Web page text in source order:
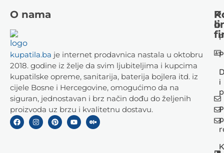
O nama
kupatila.ba je internet prodavnica nastala u oktobru
2018. godine iz želje da svim ljubiteljima i kupcima
kupatilske opreme, sanitarija, baterija bojlera itd. iz
cijele Bosne i Hercegovine, omogućimo da na
siguran, jednostavan i brz način dođu do željenih
proizvoda uz brzu i kvalitetnu dostavu.
i
o